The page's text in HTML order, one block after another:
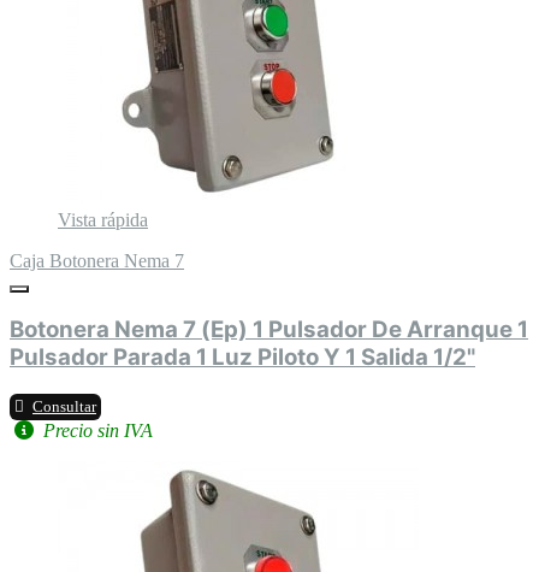
Vista rápida
Caja Botonera Nema 7
Botonera Nema 7 (Ep) 1 Pulsador De Arranque 1
Pulsador Parada 1 Luz Piloto Y 1 Salida 1/2"
Consultar
Precio sin IVA